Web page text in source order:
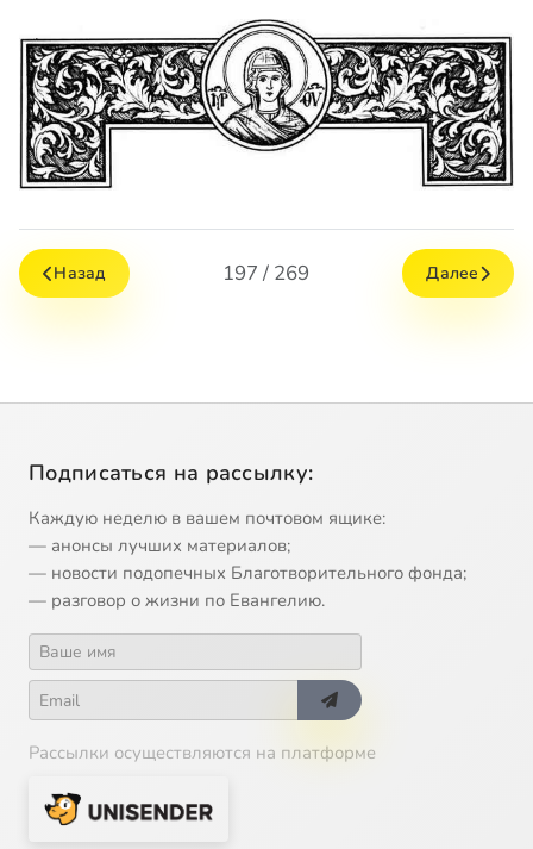
Назад 197 / 269 Далее
Подписаться на рассылку:
Каждую неделю в вашем почтовом ящике:
— анонсы лучших материалов;
— новости подопечных Благотворительного фонда;
— разговор о жизни по Евангелию.
Рассылки осуществляются на платформе